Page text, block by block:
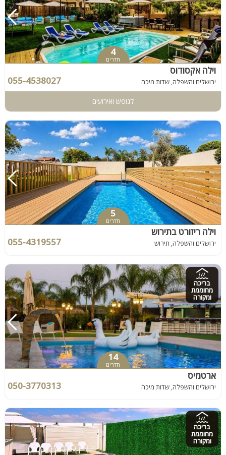
4
חדרים
וילה אקסודוס
ירושלים והשפלה, שדות מיכה 055-4538027
לנופש ואירועים
5
חדרים
וילה ריזורט בתירוש
ירושלים והשפלה, תירוש 055-4319557
בריכה
מחוממת
ומקורה
14
חדרים
ארטמיס
ירושלים והשפלה, שדות מיכה 050-3770313
בריכה
מחוממת
ומקורה